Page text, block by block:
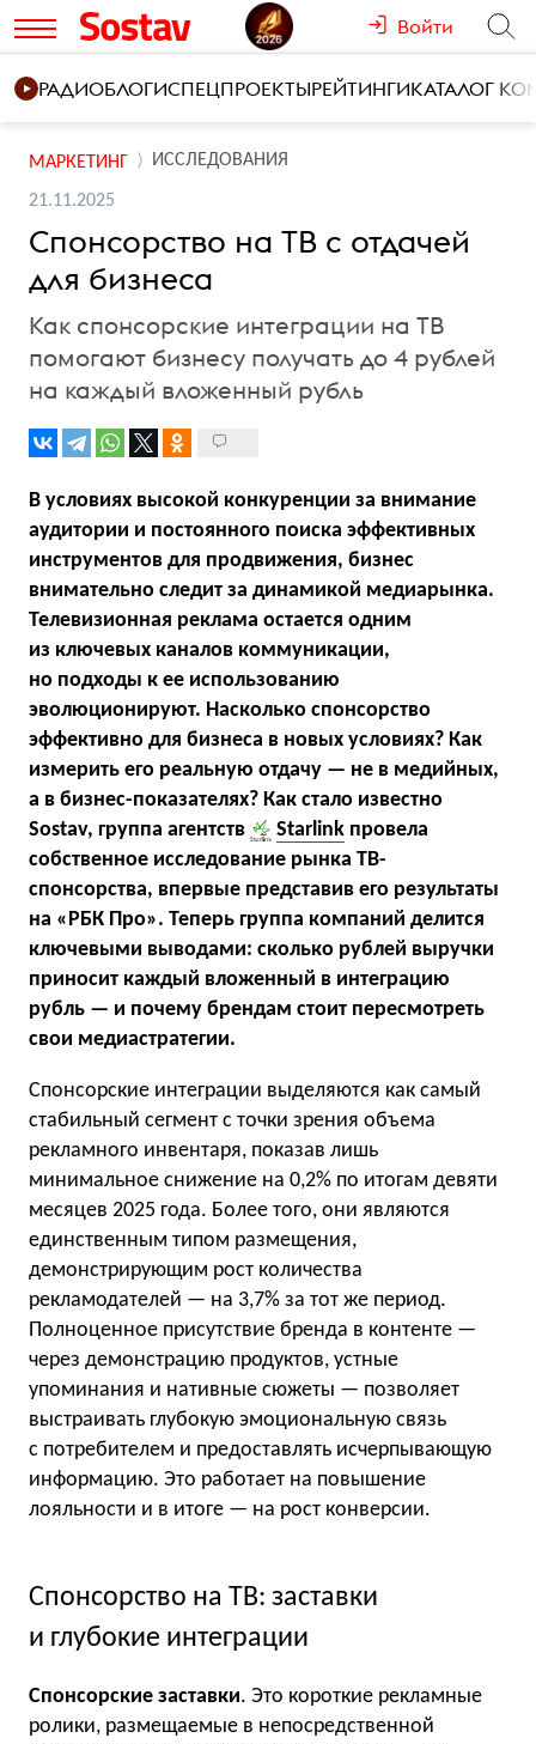
Войти
РАДИОБЛОГИСПЕЦПРОЕКТЫРЕЙТИНГИКАТАЛОГ
МАРКЕТИНГ ИССЛЕДОВАНИЯ
21.11.2025
Спонсорство на ТВ с отдачей
для бизнеса
Как спонсорские интеграции на ТВ
помогают бизнесу получать до 4 рублей
на каждый вложенный рубль
В условиях высокой конкуренции за внимание
аудитории и постоянного поиска эффективных
инструментов для продвижения, бизнес
внимательно следит за динамикой медиарынка.
Телевизионная реклама остается одним
из ключевых каналов коммуникации,
но подходы к ее использованию
эволюционируют. Насколько спонсорство
эффективно для бизнеса в новых условиях? Как
измерить его реальную отдачу — не в медийных,
а в бизнес-показателях? Как стало известно
Sostav, группа агентств
Starlink провела
собственное исследование рынка ТВ-
спонсорства, впервые представив его результаты
на «РБК Про». Теперь группа компаний делится
ключевыми выводами: сколько рублей выручки
приносит каждый вложенный в интеграцию
рубль — и почему брендам стоит пересмотреть
свои медиастратегии.
Спонсорские интеграции выделяются как самый
стабильный сегмент с точки зрения объема
рекламного инвентаря, показав лишь
минимальное снижение на 0,2% по итогам девяти
месяцев 2025 года. Более того, они являются
единственным типом размещения,
демонстрирующим рост количества
рекламодателей — на 3,7% за тот же период.
Полноценное присутствие бренда в контенте —
через демонстрацию продуктов, устные
упоминания и нативные сюжеты — позволяет
выстраивать глубокую эмоциональную связь
с потребителем и предоставлять исчерпывающую
информацию. Это работает на повышение
лояльности и в итоге — на рост конверсии.
Спонсорство на ТВ: заставки
и глубокие интеграции
Спонсорские заставки. Это короткие рекламные
ролики, размещаемые в непосредственной